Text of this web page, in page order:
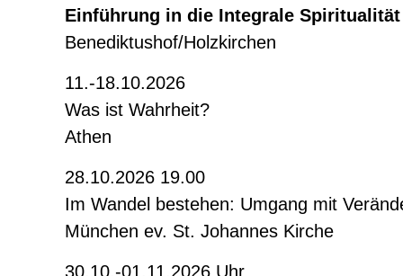
Einführung in die Integrale Spiritualität
Benediktushof/Holzkirchen
11.-18.10.2026
Was ist Wahrheit?
Athen
28.10.2026 19.00
Im Wandel bestehen: Umgang mit
München ev. St. Johannes Kirche
30.10.-01.11.2026 Uhr